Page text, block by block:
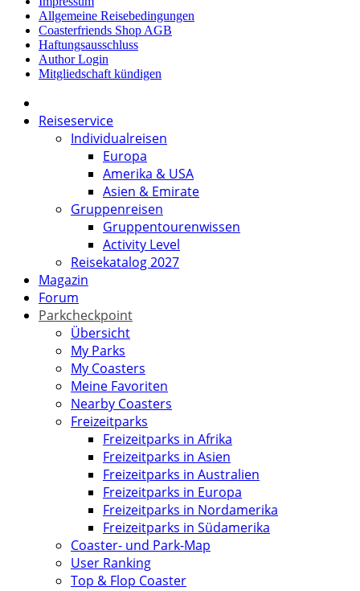
Allgemeine Reisebedingungen
Coasterfriends Shop AGB
Haftungsausschluss
Author Login
Mitgliedschaft kündigen
Reiseservice
Individualreisen
Europa
Amerika & USA
Asien & Emirate
Gruppenreisen
Gruppentourenwissen
Activity Level
Reisekatalog 2027
Magazin
Forum
Parkcheckpoint
Übersicht
My Parks
My Coasters
Meine Favoriten
Nearby Coasters
Freizeitparks
Freizeitparks in Afrika
Freizeitparks in Asien
Freizeitparks in Australien
Freizeitparks in Europa
Freizeitparks in Nordamerika
Freizeitparks in Südamerika
Coaster- und Park-Map
User Ranking
Top & Flop Coaster